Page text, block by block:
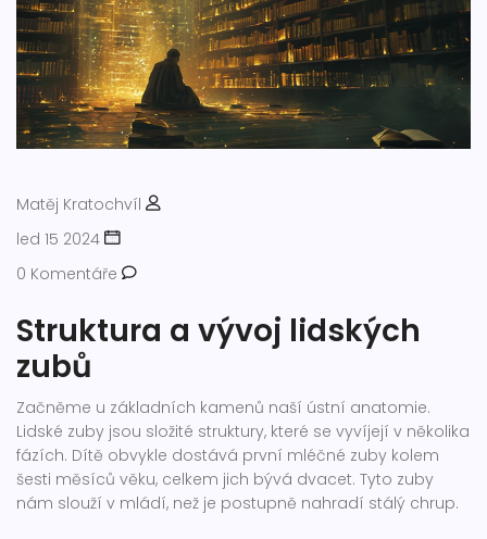
Matěj Kratochvíl
led 15 2024
0 Komentáře
Struktura a vývoj lidských
zubů
Začněme u základních kamenů naší ústní anatomie.
Lidské zuby jsou složité struktury, které se vyvíjejí v několika
fázích. Dítě obvykle dostává první mléčné zuby kolem
šesti měsíců věku, celkem jich bývá dvacet. Tyto zuby
nám slouží v mládí, než je postupně nahradí stálý chrup.